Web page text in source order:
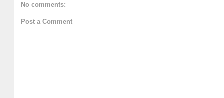
No comments:
Post a Comment